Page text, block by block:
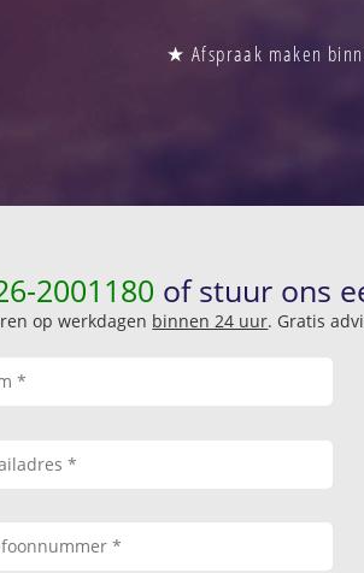
★ Afspraak maken
2001180 of stuur ons
op werkdagen binnen 24 uur. Gratis